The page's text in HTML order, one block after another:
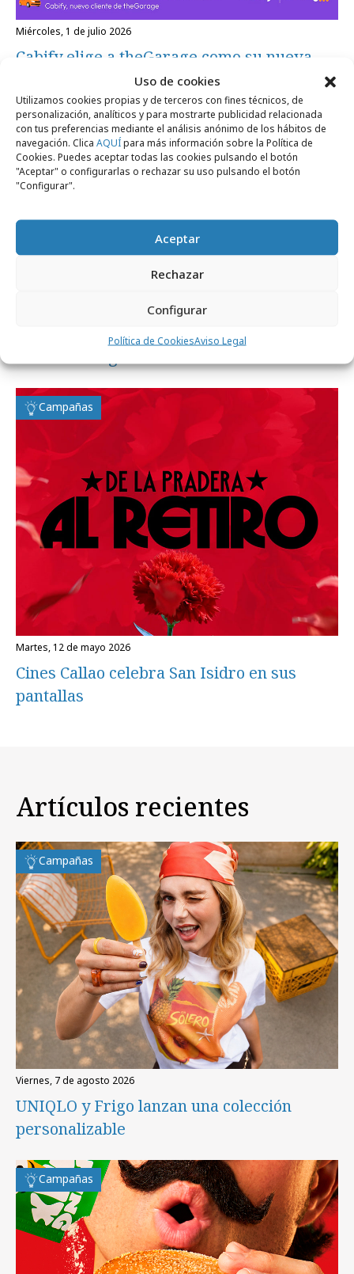
Uso de cookies
Utilizamos cookies propias y de terceros con fines técnicos, de
personalización, analíticos y para mostrarte publicidad relacionada
con tus preferencias mediante el análisis anónimo de los hábitos de
navegación. Clica AQUÍpara más información sobre la Política de
Cookies. Puedes aceptar todas las cookies pulsando el botón
"Aceptar" o configurarlas o rechazar su uso pulsando el botón
"Configurar".
Aceptar
Rechazar
Configurar
Política de CookiesAviso Legal
miércoles, 1 de julio 2026
Cabify elige a theGarage como su nueva
agencia en España
Campañas
Cabify Ads propone que la atención vuelva
Campañas
martes, 12 de mayo 2026
Cines Callao celebra San Isidro en sus
pantallas
Artículos recientes
Campañas
viernes, 7 de agosto 2026
UNIQLO y Frigo lanzan una colección
personalizable
Campañas